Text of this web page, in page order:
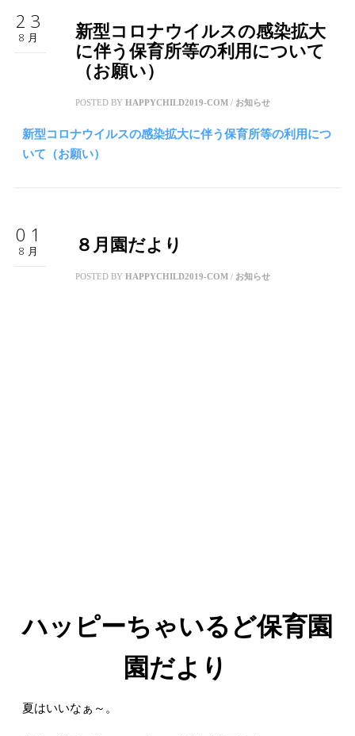
23
8月
新型コロナウイルスの感染拡大
に伴う保育所等の利用について
（お願い）
POSTED BY HAPPYCHILD2019-COM/ お知らせ
新型コロナウイルスの感染拡大に伴う保育所等の利用につ
いて（お願い）
01
8月 ８月園だより
POSTED BY HAPPYCHILD2019-COM/ お知らせ
ハッピーちゃいるど保育園
園だより
夏はいいなぁ～。